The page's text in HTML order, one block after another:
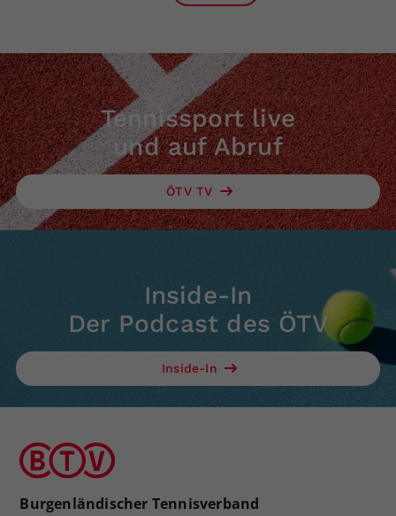
Tennissport live
und auf Abruf
ÖTV TV
Inside-In
Der Podcast des ÖTV
Inside-In
Burgenländischer Tennisverband